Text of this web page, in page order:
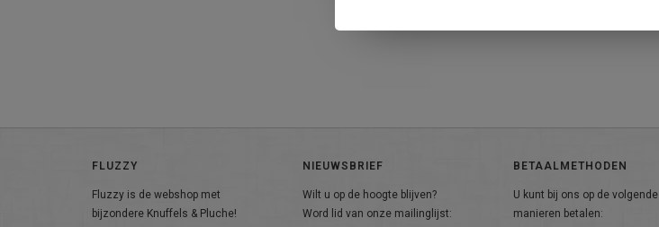
FLUZZY
Fluzzy is de webshop met
bijzondere Knuffels & Pluche!
NIEUWSBRIEF
Wilt u op de hoogte blijven?
Word lid van onze mailinglijst:
BETAALMETHODEN
U kunt bij ons op de volgende
manieren betalen: